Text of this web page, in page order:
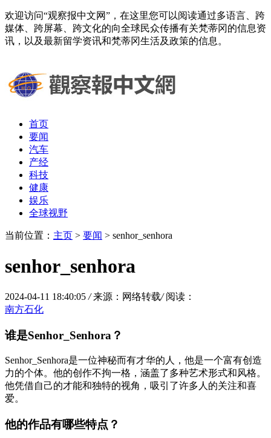
欢迎访问“观察报中文网”，在这里您可以阅读通过多语言、跨
媒体、跨屏幕、跨文化的向全球民众传播有关梵蒂冈的信息资
讯，以及最新留学资讯和梵蒂冈生活及政策的信息。
首页
要闻
汽车
产经
科技
健康
娱乐
全球视野
当前位置： 主页 > 要闻 > senhor_senhora
senhor_senhora
2024-04-11 18:40:05 / 来源：网络转载/ 阅读：
南方石化
谁是Senhor_Senhora？
Senhor_Senhora是一位神秘而有才华的人，他是一个富有创造
力的个体。他的创作不拘一格，涵盖了多种艺术形式和风格。
他凭借自己的才能和独特的视角，吸引了许多人的关注和喜
爱。
他的作品有哪些特点？